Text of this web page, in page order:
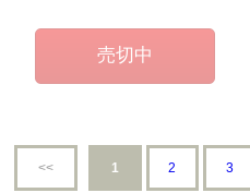
<< 1 2 3